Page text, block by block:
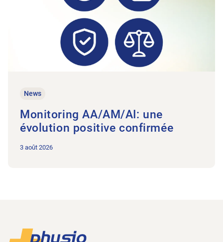
News
Monitoring AA/AM/AI: une
évolution positive confirmée
3 août 2026
Footer